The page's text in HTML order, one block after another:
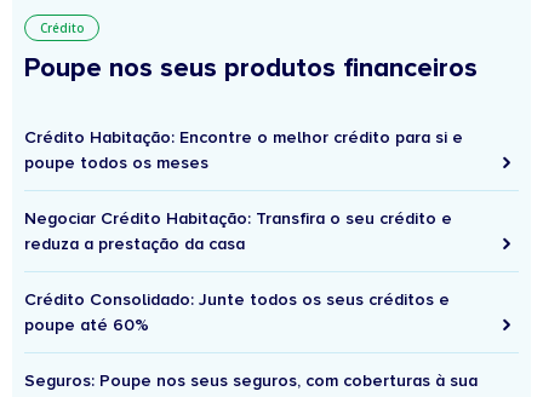
Crédito
Poupe nos seus produtos financeiros
Crédito Habitação: Encontre o melhor crédito para si e
poupe todos os meses
Negociar Crédito Habitação: Transfira o seu crédito e
reduza a prestação da casa
Crédito Consolidado: Junte todos os seus créditos e
poupe até 60%
Seguros: Poupe nos seus seguros, com coberturas à sua